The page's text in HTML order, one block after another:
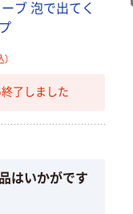
ブ 泡で出てく
）
了しました
はいかがです